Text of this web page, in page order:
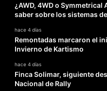
¿AWD, 4WD o Symmetrical
saber sobre los sistemas
hace 4 días
Remontadas marcaron el
Invierno de Kartismo
hace 4 días
Finca Solimar, siguiente
Nacional de Rally